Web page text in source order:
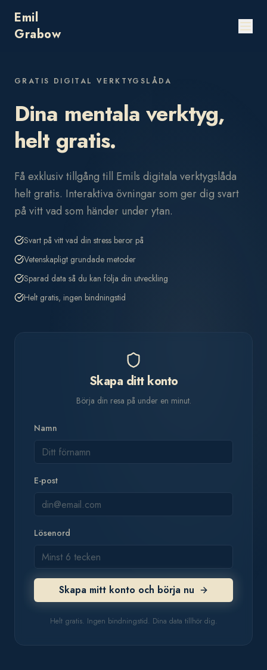
Emil
Grabow
GRATIS DIGITAL VERKTYGSLÅDA
Dina mentala verktyg,
helt gratis.
Få exklusiv tillgång till Emils digitala verktygslåda
helt gratis. Interaktiva övningar som ger dig svart
på vitt vad som händer under ytan.
Svart på vitt vad din stress beror på
Vetenskapligt grundade metoder
Sparad data så du kan följa din utveckling
Helt gratis, ingen bindningstid
Skapa ditt konto
Börja din resa på under en minut.
Namn
E-post
Lösenord
Skapa mitt konto och börja nu
Helt gratis. Ingen bindningstid. Dina data tillhör dig.